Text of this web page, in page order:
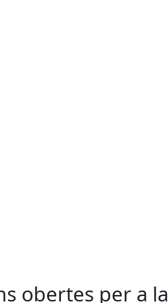
obertes per a la